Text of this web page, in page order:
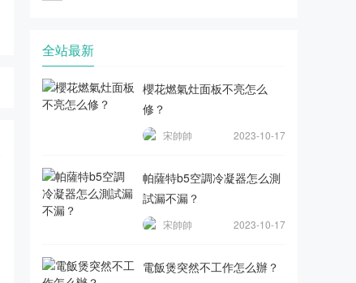
全站最新
櫻花燃氣灶面板不亮怎么
修？
宋帥帥 2023-10-17
帕薩特b5空調冷凝器怎么測
試漏不漏？
宋帥帥 2023-10-17
電飯煲突然不工作怎么辦？